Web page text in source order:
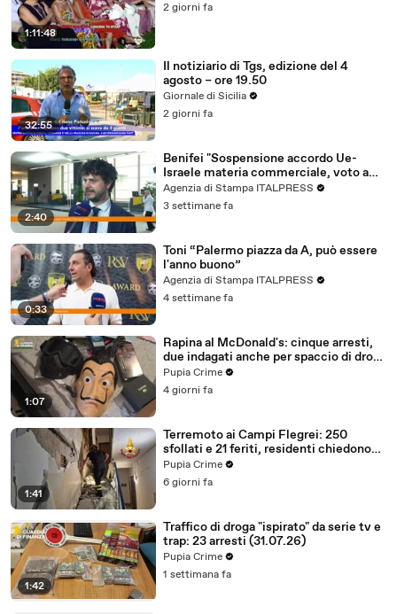
1:11:48
2 giorni fa
32:55
Il notiziario di Tgs, edizione del 4
agosto – ore 19.50
Giornale di Sicilia
2 giorni fa
2:40
Benifei "Sospensione accordo Ue-
Israele materia commerciale, voto a
maggioranza"
Agenzia di Stampa ITALPRESS
3 settimane fa
0:33
Toni “Palermo piazza da A, può essere
l'anno buono”
Agenzia di Stampa ITALPRESS
4 settimane fa
1:07
Rapina al McDonald's: cinque arresti,
due indagati anche per spaccio di droga
(03.08.26)
Pupia Crime
4 giorni fa
1:41
Terremoto ai Campi Flegrei: 250
sfollati e 21 feriti, residenti chiedono
certezze sul futuro (01.08.26)
Pupia Crime
6 giorni fa
1:42
Traffico di droga "ispirato" da serie tv e
trap: 23 arresti (31.07.26)
Pupia Crime
1 settimana fa